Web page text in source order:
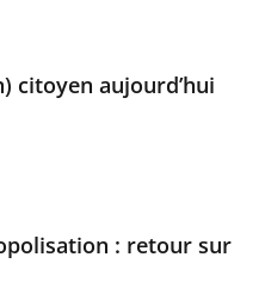
citoyen aujourd’hui
: retour sur